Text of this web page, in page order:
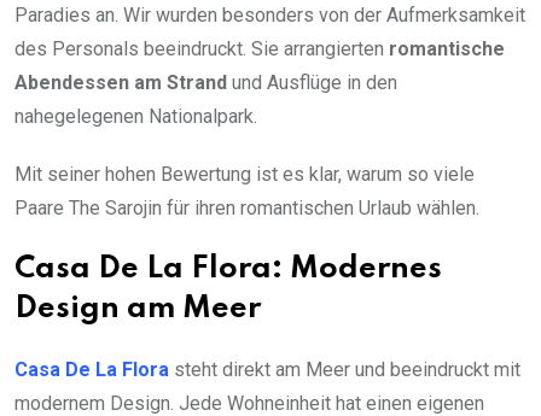
Paradies an. Wir wurden besonders von der Aufmerksamkeit
des Personals beeindruckt. Sie arrangierten romantische
Abendessen am Strand und Ausflüge in den
nahegelegenen Nationalpark.
Mit seiner hohen Bewertung ist es klar, warum so viele
Paare The Sarojin für ihren romantischen Urlaub wählen.
Casa De La Flora: Modernes
Design am Meer
Casa De La Flora steht direkt am Meer und beeindruckt mit
modernem Design. Jede Wohneinheit hat einen eigenen